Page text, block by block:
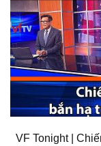
VF Tonight |